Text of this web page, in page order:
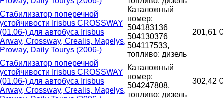
Стабилизатор поперечной
устойчивости Irisbus CROSSWAY
(01.06-) для автобуса Irisbus
Arway, Crossway, Crealis, Magelys,
Proway, Daily Tourys (2006-)
Каталожный
номер:
504183136
504130376
504117533,
топливо: дизель
201,61 €
Стабилизатор поперечной
устойчивости Irisbus CROSSWAY
(01.06-) для автобуса Irisbus
Arway, Crossway, Crealis, Magelys,
Каталожный
номер:
504247808,
топливо: дизель
302,42 €